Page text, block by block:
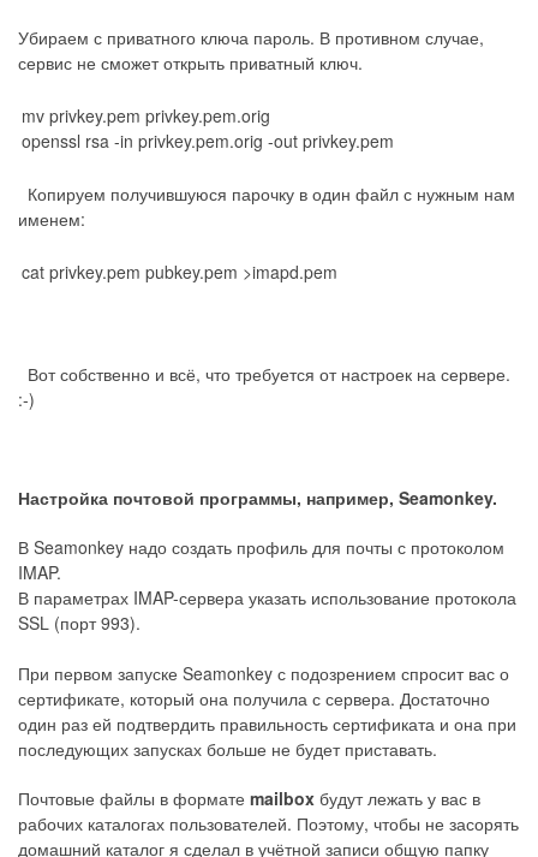
Убираем с приватного ключа пароль. В противном случае,
сервис не сможет открыть приватный ключ.
mv privkey.pem privkey.pem.orig
openssl rsa -in privkey.pem.orig -out privkey.pem
Копируем получившуюся парочку в один файл с нужным нам
именем:
cat privkey.pem pubkey.pem >imapd.pem
Вот собственно и всё, что требуется от настроек на сервере.
:-)
Настройка почтовой программы, например, Seamonkey.
В Seamonkey надо создать профиль для почты с протоколом
IMAP.
В параметрах IMAP-сервера указать использование протокола
SSL (порт 993).
При первом запуске Seamonkey с подозрением спросит вас о
сертификате, который она получила с сервера. Достаточно
один раз ей подтвердить правильность сертификата и она при
последующих запусках больше не будет приставать.
Почтовые файлы в формате mailbox будут лежать у вас в
рабочих каталогах пользователей. Поэтому, чтобы не засорять
домашний каталог я сделал в учётной записи общую папку